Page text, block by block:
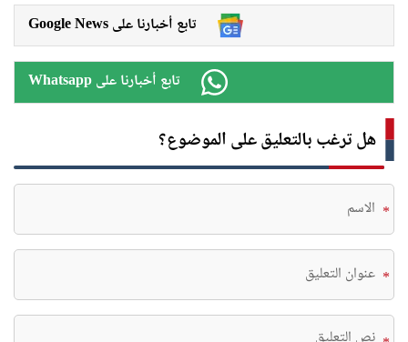
Google News تابع أخبارنا على
Whatsapp تابع أخبارنا على
هل ترغب بالتعليق على الموضوع؟
*
*